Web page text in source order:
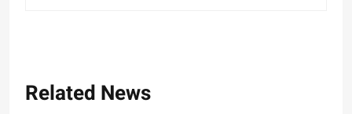
Related News